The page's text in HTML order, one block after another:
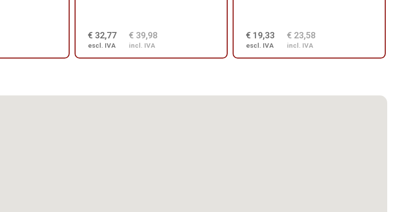
€ 32,77
escl. IVA
€ 39,98
incl. IVA
€ 19,33
escl. IVA
€ 23,58
incl. IVA